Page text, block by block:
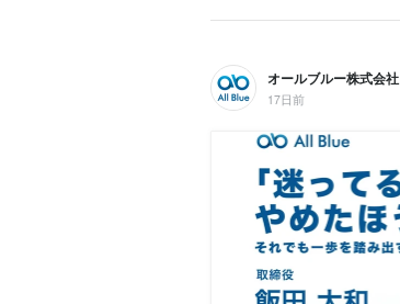
オールブルー株式会社
17日前